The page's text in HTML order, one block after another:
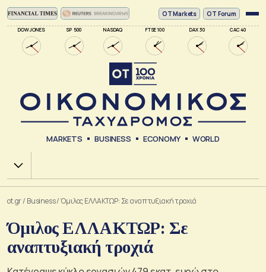
DOW JONES SP 500 NASDAQ FTSE 100 DAX 30 CAC 40
ΟΤ Markets OT Forum
MARKETS BUSINESS ECONOMY WORLD
Χ.Α.
ot.gr/ Business/Όμιλος ΕΛΛΑΚΤΩΡ: Σε αναπτυξιακή τροχιά
Όμιλος ΕΛΛΑΚΤΩΡ: Σε
αναπτυξιακή τροχιά